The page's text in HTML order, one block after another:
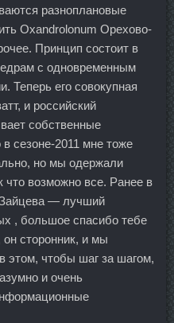
разноплановые
Oxandrolonum Орехово-
Принцип состоит в
с одновременным
Теперь его совокупная
и российский
собственные
в сезоне-2011 мне тоже
но мы одержали
что возможно все. Ранее в
Зайцева — лучший
, большое спасибо тебе
он сторонник, и мы
этом, чтобы шаг за шагом,
и очень